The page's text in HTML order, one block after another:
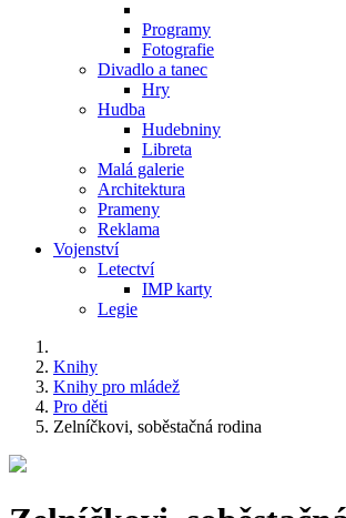
Programy
Fotografie
Divadlo a tanec
Hry
Hudba
Hudebniny
Libreta
Malá galerie
Architektura
Prameny
Reklama
Vojenství
Letectví
IMP karty
Legie
Knihy
Knihy pro mládež
Pro děti
Zelníčkovi, soběstačná rodina